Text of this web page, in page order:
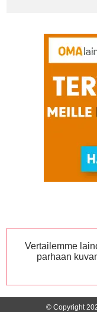
Vertailemme
parhaan
© Copyright